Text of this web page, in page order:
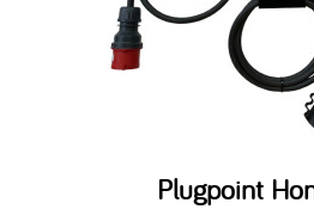
Plugpoint